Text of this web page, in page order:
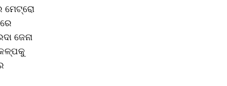
ମେଟ୍ରୋ
ଜେନା